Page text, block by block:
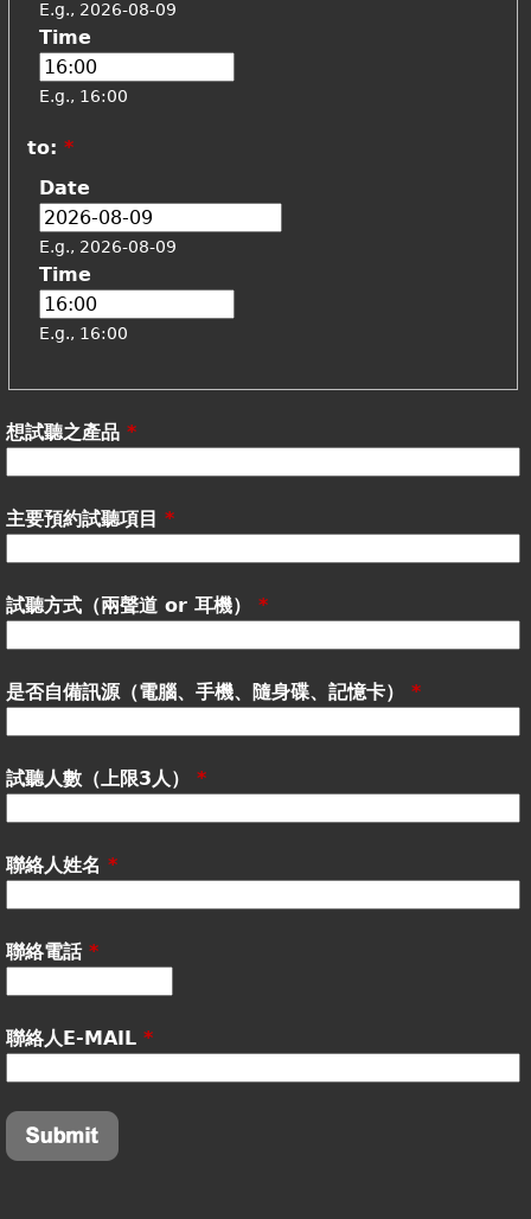
14
15
17
18
19
23
E.g., 2026-08-09
Time
E.g., 16:00
to: *
Date
E.g., 2026-08-09
Time
E.g., 16:00
想試聽之產品 *
主要預約試聽項目 *
試聽方式（兩聲道 or 耳機） *
是否自備訊源（電腦、手機、隨身碟、記憶卡） *
試聽人數（上限3人） *
聯絡人姓名 *
聯絡電話 *
聯絡人E-MAIL *